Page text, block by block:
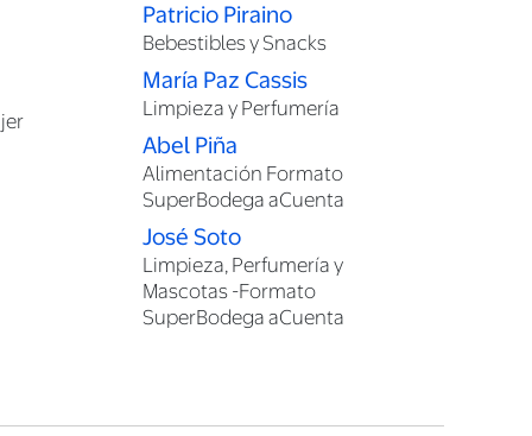
Patricio Piraino
Bebestibles y Snacks
María Paz Cassis
Limpieza y Perfumería
Abel Piña
Alimentación Formato
SuperBodega aCuenta
José Soto
Limpieza, Perfumería y
Mascotas -Formato
SuperBodega aCuenta